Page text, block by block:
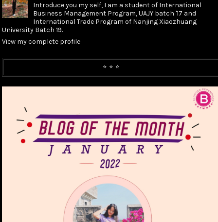
Introduce you my self, I am a student of International
Business Management Program, UAJY batch '17 and
International Trade Program of Nanjing Xiaozhuang
University Batch 19.
View my complete profile
⭐️ ⭐️ ⭐️